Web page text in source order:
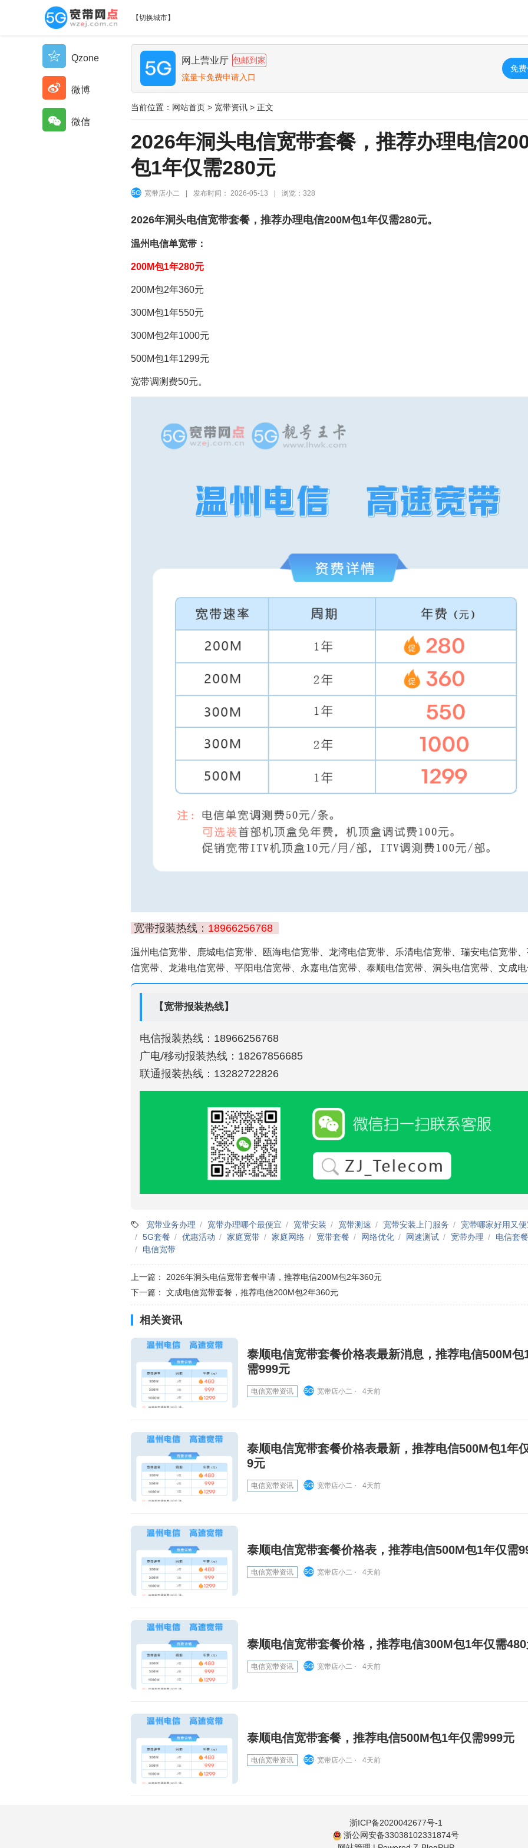
【切换城市】
网上营业厅 包邮到家
流量卡免费申请入口
免
当前位置： 网站首页 > 宽带资讯 > 正文
2026年洞头电信宽带套餐，推荐办理电信
包1年仅需280元
宽带店小二 发布时间： 2026-05-13 浏览：328
2026年洞头电信宽带套餐，推荐办理电信200M包1年仅需280元。
温州电信单宽带：
200M包1年280元
200M包2年360元
300M包1年550元
300M包2年1000元
500M包1年1299元
宽带调测费50元。
宽带报装热线： 18966256768
温州电信宽带、鹿城电信宽带、瓯海电信宽带、龙湾电信宽带、乐清电信宽带、瑞安电信宽带
信宽带、龙港电信宽带、平阳电信宽带、永嘉电信宽带、泰顺电信宽带、洞头电信宽带、文成
【宽带报装热线】
电信报装热线：18966256768
广电/移动报装热线：18267856685
联通报装热线：13282722826
宽带业务办理 宽带办理哪个最便宜 宽带安装 宽带测速 宽带安装上门服务
宽带哪家好用又
5G套餐
优惠活动 家庭宽带 家庭网络 宽带套餐 网络优化 网速测试 宽带办理
电信套餐
电信宽带
上一篇： 2026年洞头电信宽带套餐申请，推荐电信200M包2年360元
下一篇： 文成电信宽带套餐，推荐电信200M包2年360元
相关资讯
泰顺电信宽带套餐价格表最新消息，推荐电信500M包
需999元
电信宽带资讯 宽带店小二 ⋅ 4天前
泰顺电信宽带套餐价格表最新，推荐电信500M包1年
9元
电信宽带资讯 宽带店小二 ⋅ 4天前
泰顺电信宽带套餐价格表，推荐电信500M包1年仅需
电信宽带资讯 宽带店小二 ⋅ 4天前
泰顺电信宽带套餐价格，推荐电信300M包1年仅需
电信宽带资讯 宽带店小二 ⋅ 4天前
泰顺电信宽带套餐，推荐电信500M包1年仅需999元
电信宽带资讯 宽带店小二 ⋅ 4天前
Qzone
微博
微信
浙ICP备2020042677号-1
浙公网安备33038102331874号